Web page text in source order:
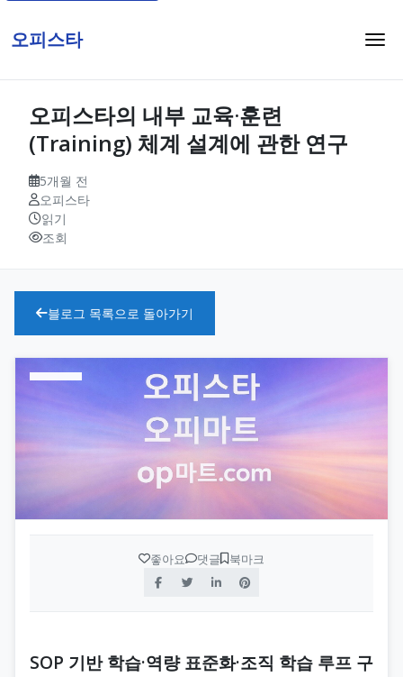
오피스타
오피스타의 내부 교육·훈련
(Training) 체계 설계에 관한 연구
5개월 전
오피스타
읽기
조회
블로그 목록으로 돌아가기
좋아요 댓글 북마크
SOP 기반 학습·역량 표준화·조직 학습 루프 구